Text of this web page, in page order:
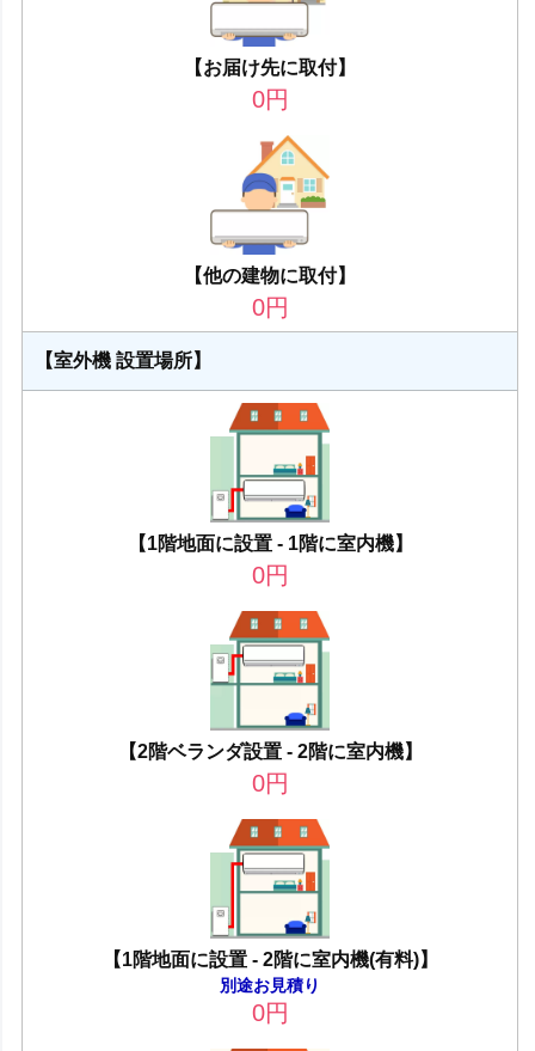
【お届け先に取付】
0円
【他の建物に取付】
0円
【室外機 設置場所】
【1階地面に設置 - 1階に室内機】
0円
【2階ベランダ設置 - 2階に室内機】
0円
【1階地面に設置 - 2階に室内機(有料)】
別途お見積り
0円